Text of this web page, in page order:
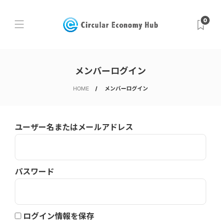
0
メンバーログイン
HOME メンバーログイン
ユーザー名またはメールアドレス
パスワード
ログイン情報を保存